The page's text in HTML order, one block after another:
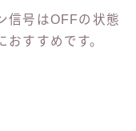
信号はOFFの状態
すすめです。